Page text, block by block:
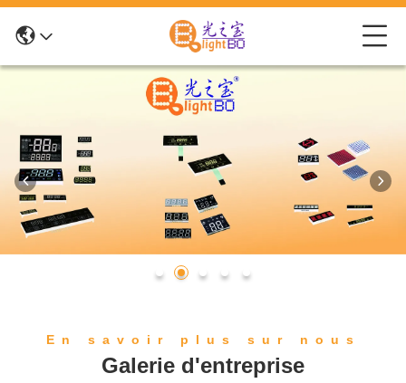
En savoir plus sur nous
Galerie d'entreprise